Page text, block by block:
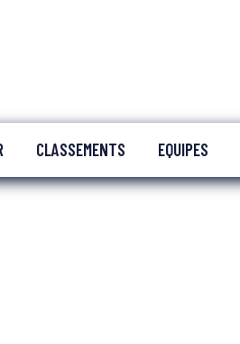
CLASSEMENTS EQUIPES